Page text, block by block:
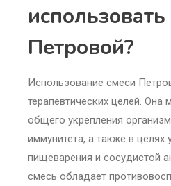
Петровой?
Использование смеси
терапевтических целей. Она
общего укрепления
иммунитета, а также в целях
пищеварения и сосудистой
смесь обладает